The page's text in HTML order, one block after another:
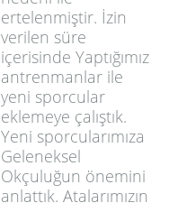
ertelenmiştir. İzin
verilen süre
içerisinde Yaptığımız
antrenmanlar ile
yeni sporcular
eklemeye çalıştık.
Yeni sporcularımıza
Geleneksel
Okçuluğun önemini
anlattık. Atalarımızın